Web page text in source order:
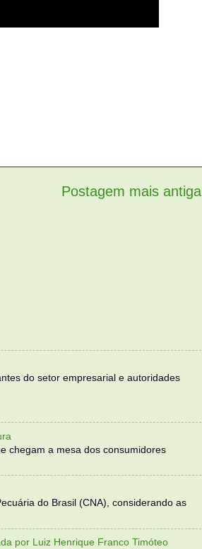
Postagem mais antiga
do setor empresarial e autoridades
chegam a mesa dos consumidores
do Brasil (CNA), considerando as
por Luiz Henrique Franco Timóteo